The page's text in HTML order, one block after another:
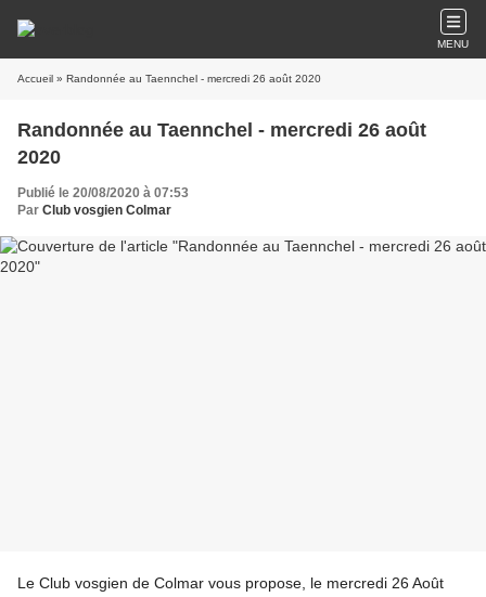
MENU
Accueil » Randonnée au Taennchel - mercredi 26 août 2020
Randonnée au Taennchel - mercredi 26 août
2020
Publié le 20/08/2020 à 07:53
Par Club vosgien Colmar
Le Club vosgien de Colmar vous propose, le mercredi 26 Août